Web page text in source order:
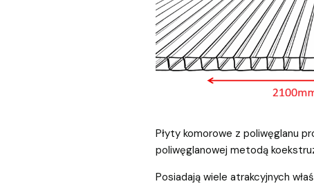
Płyty komorowe z poliwęglanu
poliwęglanowej metodą
Posiadają wiele atrakcyjnych